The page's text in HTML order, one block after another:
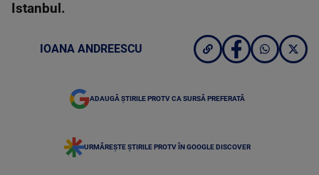
Istanbul.
IOANA ANDREESCU
ADAUGĂ ȘTIRILE PROTV CA SURSĂ PREFERATĂ
URMĂREȘTE ȘTIRILE PROTV ÎN GOOGLE DISCOVER